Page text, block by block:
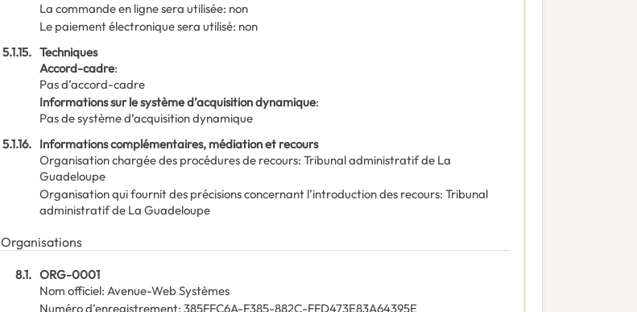
La commande en ligne sera utilisée: non
Le paiement électronique sera utilisé: non
5.1.15. Techniques
Accord-cadre:
Pas d’accord-cadre
Informations sur le système d’acquisition dynamique:
Pas de système d’acquisition dynamique
5.1.16. Informations complémentaires, médiation et recours
Organisation chargée des procédures de recours: Tribunal administratif de La
Guadeloupe
Organisation qui fournit des précisions concernant l’introduction des recours: Tribunal
administratif de La Guadeloupe
Organisations
8.1. ORG-0001
Nom officiel: Avenue-Web Systèmes
Numéro d’enregistrement: 385FFC6A-F385-882C-FFD473E83A64395E